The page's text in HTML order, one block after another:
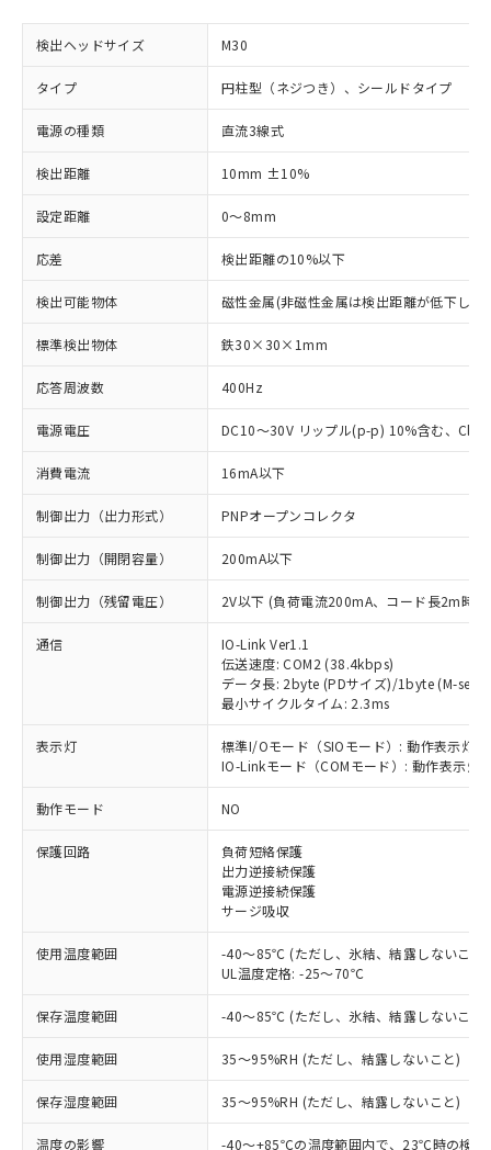
検出ヘッドサイズ M30
タイプ 円柱型（ネジつき）、シールドタイプ
電源の種類 直流3線式
検出距離 10mm ±10%
設定距離 0～8mm
応差 検出距離の10%以下
検出可能物体 磁性金属(非磁性金属は検出距離が低下しま
標準検出物体 鉄30×30×1mm
応答周波数 400Hz
電源電圧 DC10～30V リップル(p-p) 10%含む、
消費電流 16mA以下
制御出力（出力形式） PNPオープンコレクタ
制御出力（開閉容量） 200mA以下
制御出力（残留電圧） 2V以下 (負荷電流200mA、コード長2m時)
通信
IO-Link Ver1.1
伝送速度: COM2 (38.4kbps)
データ長: 2byte (PDサイズ)/1byte (M-
最小サイクルタイム: 2.3ms
表示灯
標準I/Oモード（SIOモード）: 動作表示灯(
IO-Linkモード（COMモード）: 動作表示
動作モード NO
保護回路
負荷短絡保護
出力逆接続保護
電源逆接続保護
サージ吸収
使用温度範囲
-40～85℃ (ただし、氷結、結露しないこと)
UL温度定格: -25～70℃
保存温度範囲 -40～85℃ (ただし、氷結、結露しないこと)
使用湿度範囲 35～95%RH (ただし、結露しないこと)
保存湿度範囲 35～95%RH (ただし、結露しないこと)
温度の影響 -40～+85℃の温度範囲内で、23℃時の検
ご利用条件
以下の条件をお読みいただき、同意のうえ
ご利用ください。
本サービスは、当社制御機器事業取扱
商品の当社在庫状況および標準価格
(税抜)を提供させていただくもので
※1 対応状況
対応済み：EU RoHS指令（10物質）の
非含有に対応した製品が提供可能な商品で
対応予定：EU RoHS指令（10物質）の非含
有に対応した製品に切り替える予定のある
商品です。
対応予定なし：EU RoHS指令（10物質）の
非含有に非対応の商品で、対応品を出す予
定はありません。
調査・確認中：EU RoHS指令（10物質）の
非含有の対応状況を調査中または確認中の
商品です。
非該当品：ライセンス料など無形物で、有
※1 中国RoHS○×表
「○」：最大均質材料含有率が中国RoHSの